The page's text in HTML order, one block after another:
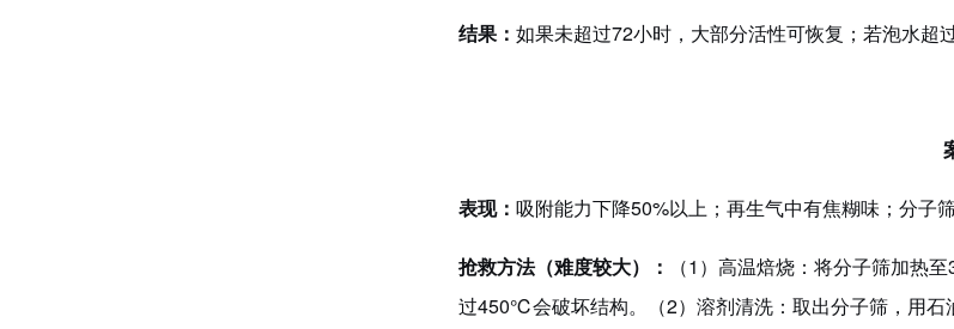
结果：如果未超过72小时，大部分活性可恢复；若泡水超
表现：吸附能力下降50%以上；再生气中有焦糊味；分子筛
抢救方法（难度较大）： （1 ）高温焙烧：将分子筛加热至
过450℃会破坏结构。
（2）溶剂清洗：取出分子筛，用